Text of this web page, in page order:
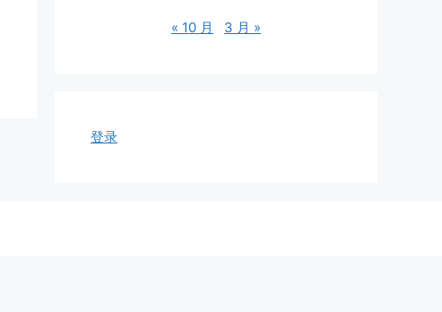
« 10 月 3 月 »
登录